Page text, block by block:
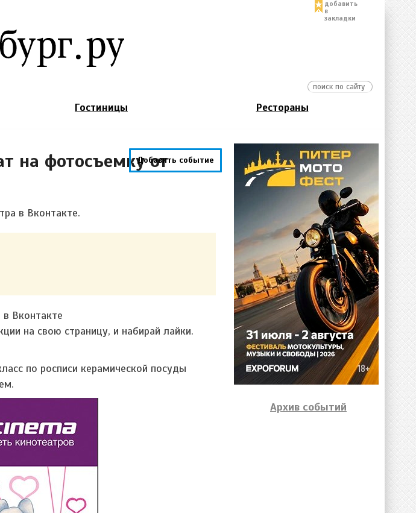
добавить
в
закладки
Гостиницы Рестораны
Добавить событие
на фотосъемку от
в Вконтакте.
в Вконтакте
на свою страницу, и набирай лайки.
по росписи керамической посуды
Архив событий